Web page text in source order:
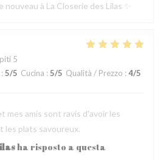
à La Closerie des Lilas ✨
5
: 5/5 Cucina : 5/5 Qualità / Prezzo : 4/5
mes amis sont ravis d'avoir les
plats savoureux.
ha risposto a questa